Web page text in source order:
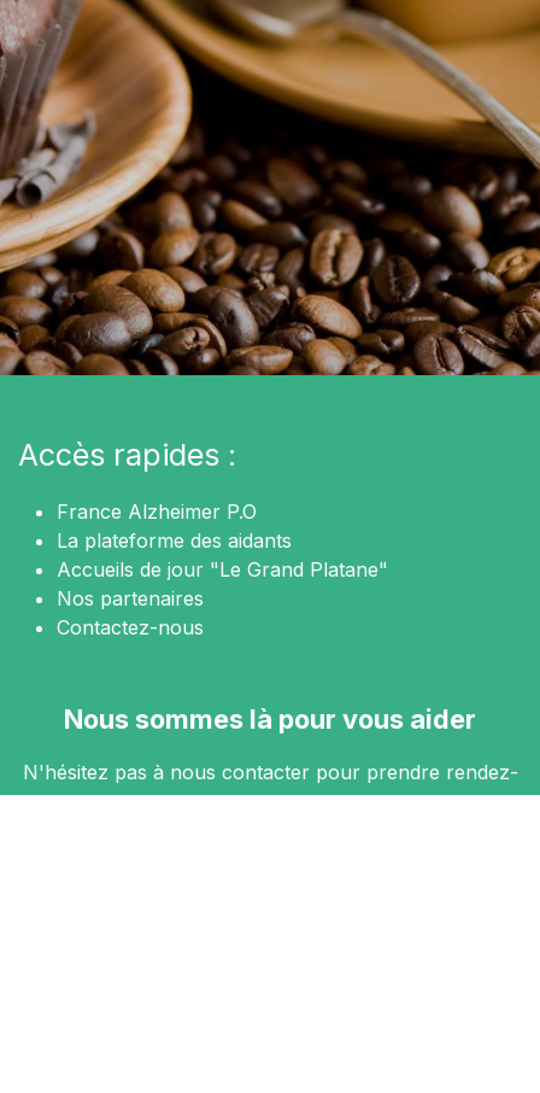
Accès rapides :
France Alzheimer P.O
La plateforme des aidants
Accueils de jour "Le Grand Platane"
Nos partenaires
Contactez-nous
Nous sommes là pour vous aider
N'hésitez pas à nous contacter pour prendre rendez-
vous.